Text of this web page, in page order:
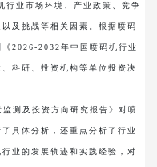
行业市场环境、产业政策、竞争
及挑战等相关因素。根据喷码
2026-2032年中国喷码机行业
科研、投资机构等单位投资决
测及投资方向研究报告》对喷
具体分析，还重点分析了行业
业的发展轨迹和实践经验，对